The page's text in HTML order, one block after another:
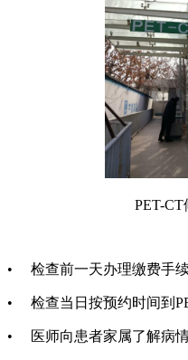
PET-CT
• 检查前一天办理缴费手续
• 检查当日按预约时间到
• 医师向患者家属了解病情